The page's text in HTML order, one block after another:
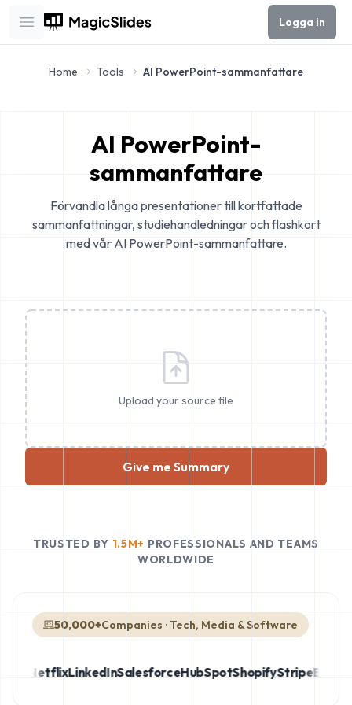
Open main menu
Logga in
Home Tools AI PowerPoint-sammanfattare
AI PowerPoint-
sammanfattare
Förvandla långa presentationer till kortfattade
sammanfattningar, studiehandledningar och flashkort
med vår AI PowerPoint-sammanfattare.
Upload your source file
Give me Summary
TRUSTED BY 1.5M+ PROFESSIONALS AND TEAMS
WORLDWIDE
50,000+Companies · Tech, Media & Software
NetflixLinkedInSalesforceHubSpotShopifyStripe